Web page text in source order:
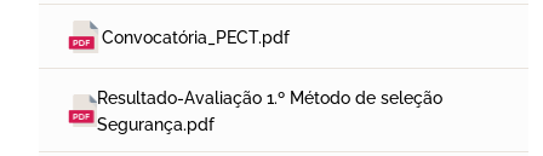
Convocatória_PECT.pdf
Resultado-Avaliação 1.º Método de seleção
Segurança.pdf